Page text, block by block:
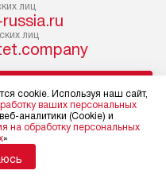
лиц
лиц
cookie. Используя наш сайт,
ваших персональных
аналитики (Cookie) и
на обработку персональных
»